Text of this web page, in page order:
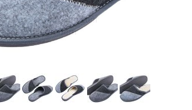
Doppelt antippen zum
vergrößern